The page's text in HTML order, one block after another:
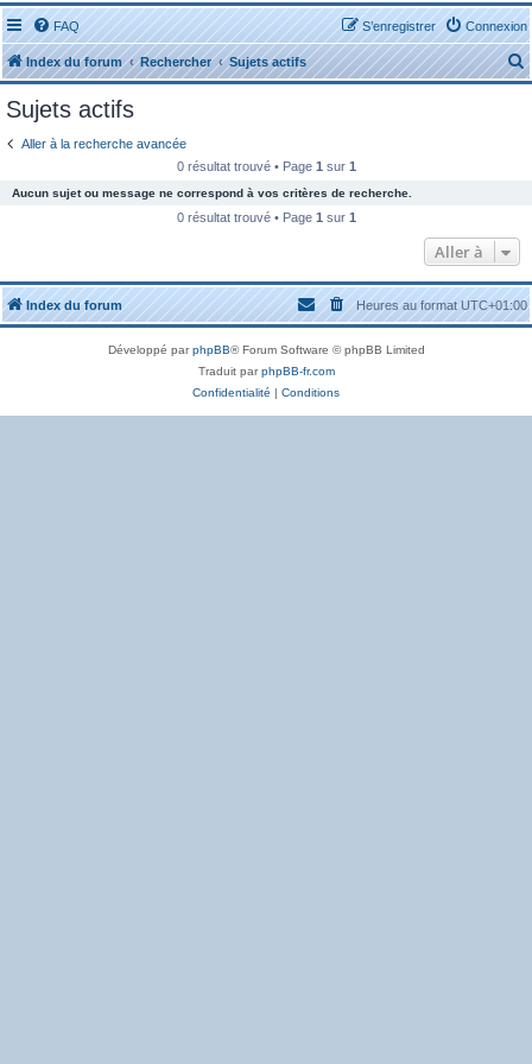
FAQ Connexion
S’enregistrer
Index du forum Rechercher Sujets actifs
e
e
r
Sujets actifs
Aller à la recherche avancée
0 résultat trouvé • Page 1 sur 1
Aucun sujet ou message ne correspond à vos critères de recherche.
0 résultat trouvé • Page 1 sur 1
Aller à
Index du forum Heures au formatUTC+01:00
Développé parphpBB® Forum Software © phpBB Limited
Traduit parphpBB-fr.com
Confidentialité | Conditions